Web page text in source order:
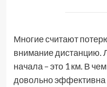
Многие считают
внимание дистанцию.
начала – это 1 км. В
довольно эффективна